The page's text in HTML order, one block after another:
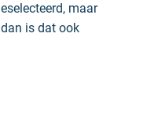
maar
is dat ook